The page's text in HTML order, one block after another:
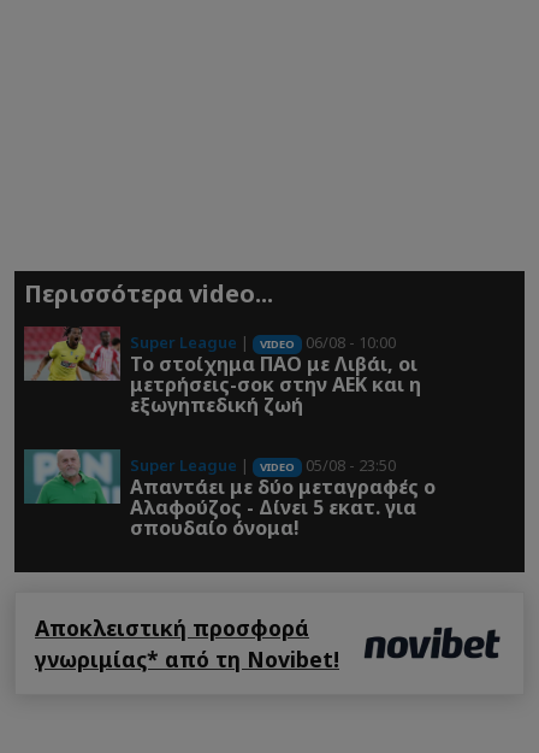
Περισσότερα video...
Super League | VIDEO 06/08 - 10:00
Το στοίχημα ΠΑΟ με Λιβάι, οι
μετρήσεις-σοκ στην ΑΕΚ και η
εξωγηπεδική ζωή
Super League | VIDEO 05/08 - 23:50
Απαντάει με δύο μεταγραφές ο
Αλαφούζος - Δίνει 5 εκατ. για
σπουδαίο όνομα!
Αποκλειστική προσφορά
γνωριμίας* από τη Novibet!